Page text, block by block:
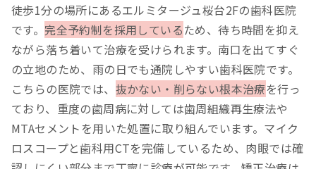
徒歩1分の場所にあるエルミタージュ桜台2Fの歯科医院
です。 完全予約制を採用しているため、待ち時間を抑え
ながら落ち着いて治療を受けられます。南口を出てすぐ
の立地のため、雨の日でも通院しやすい歯科医院です。
こちらの医院では、 抜かない・削らない根本治療を行っ
ており、重度の歯周病に対しては歯周組織再生療法や
MTAセメントを用いた処置に取り組んでいます。マイク
ロスコープと歯科用CTを完備しているため、肉眼では確